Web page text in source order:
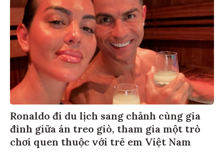
Ronaldo đi du lịch sang chảnh cùng gia
đình giữa án treo giò, tham gia một trò
chơi quen thuộc với trẻ em Việt Nam